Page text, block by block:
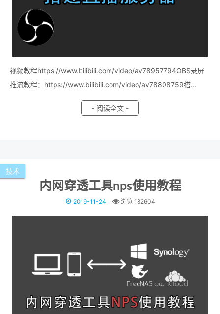
视频教程https://www.bilibili.com/video/av78957794OBS录屏
推流教程：https://www.bilibili.com/video/av78808759搭...
- 阅读全文 -
技术
内网穿透工具nps使用教程
2019-11-24 浏览 182604